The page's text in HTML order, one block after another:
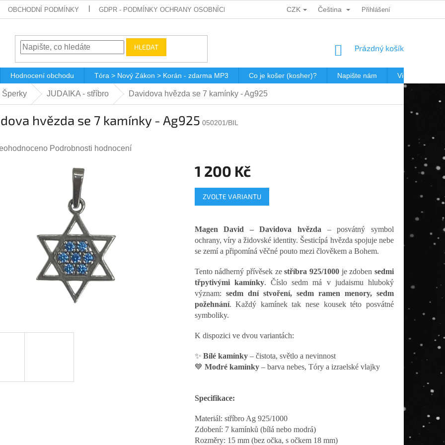
OBCHODNÍ PODMÍNKY GDPR - PODMÍNKY OCHRANY OSOBNÍCH ÚDAJŮ DÁRKOVÉ KUPONY POŠTOVNÉ V JEWISHOP
CZK Čeština Přihlášení
HLEDAT
NÁKUPNÍ
Prázdný košík
Hodnocení obchodu Tóra > Nový Zákon > Korán - zdarma MP3 Co je košer (kosher)? Napište nám Virtualní
Šperky JUDAIKA - stříbro Davidova hvězda se 7 kamínky - Ag925
hvězda se 7 kamínky - Ag925 050201/BIL
Podrobnosti hodnocení
1 200 Kč
Měrná
cena:
ZVOLTE VARIANTU
Magen David – Davidova hvězda – posvátný symbol
ochrany, víry a židovské identity. Šesticípá hvězda spojuje nebe
se zemí a připomíná věčné pouto mezi člověkem a Bohem.
Tento nádherný přívěsek zestříbra 925/1000je zdoben sedmi
třpytivými kamínky. Číslo sedm má v judaismu hluboký
význam: sedm dní stvoření, sedm ramen menory, sedm
požehnání. Každý kamínek tak nese kousek této posvátné
symboliky.
K dispozici ve dvou variantách:
✨ Bílé kamínky– čistota, světlo a nevinnost
💙 Modré kamínky– barva nebes, Tóry a izraelské vlajky
Specifikace:
Materiál: stříbro Ag 925/1000
Zdobení: 7 kamínků (bílá nebo modrá)
Rozměry: 15 mm (bez očka, s očkem 18 mm)